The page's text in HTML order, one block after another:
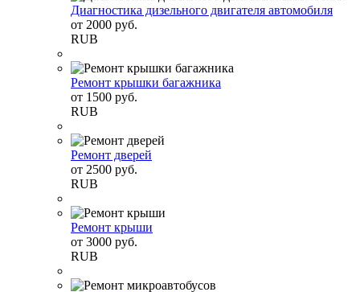
Диагностика дизельного двигателя автомобиля
от 2000 руб.
RUB
Ремонт крышки багажника
от 1500 руб.
RUB
Ремонт дверей
от 2500 руб.
RUB
Ремонт крыши
от 3000 руб.
RUB